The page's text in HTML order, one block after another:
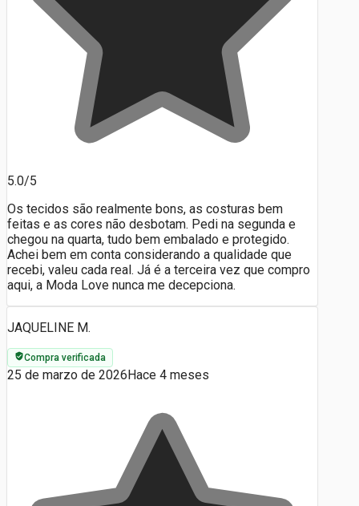
5.0/5
Os tecidos são realmente bons, as costuras bem
feitas e as cores não desbotam. Pedi na segunda e
chegou na quarta, tudo bem embalado e protegido.
Achei bem em conta considerando a qualidade que
recebi, valeu cada real. Já é a terceira vez que compro
aqui, a Moda Love nunca me decepciona.
JAQUELINE M.
Compra verificada
25 de marzo de 2026 Hace 4 meses